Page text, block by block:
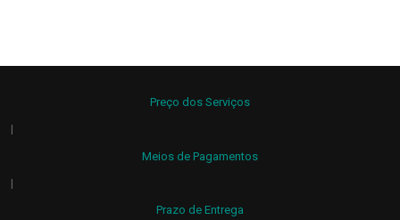
Preço dos Serviços
|
Meios de Pagamentos
|
Prazo de Entrega